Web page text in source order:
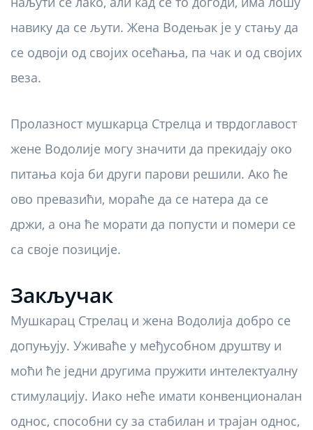
навику да се љути. Жена Водењак је у стању да
се одвоји од својих осећања, па чак и од својих
веза.
Пролазност мушкарца Стрелца и тврдоглавост
жене Водолије могу значити да прекидају око
питања која би други парови решили. Ако ће
ово превазићи, мораће да се натера да се
држи, а она ће морати да попусти и помери се
са своје позиције.
Закључак
Мушкарац Стрелац и жена Водолија добро се
допуњују. Уживаће у међусобном друштву и
моћи ће једни другима пружити интелектуалну
стимулацију. Иако неће имати конвенционалан
однос, способни су за стабилан и трајан однос,